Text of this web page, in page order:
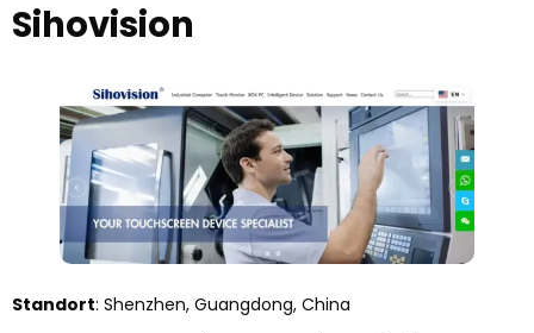
Sihovision
Standort: Shenzhen, Guangdong, China